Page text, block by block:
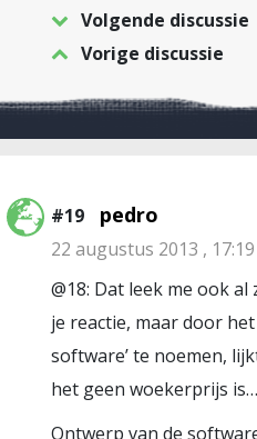
Volgende discussie
Vorige discussie
#19 pedro
22 augustus 2013 , 17:19
@18: Dat leek me ook
je reactie, maar door
software’ te noemen,
het geen woekerprijs is…
Ontwerp van de